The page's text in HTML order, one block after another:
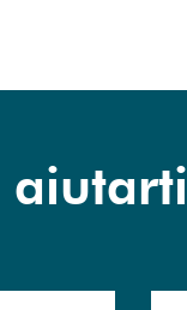
aiutarti